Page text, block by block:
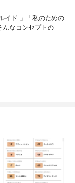
イド 」「私のための
んなコンセプトの